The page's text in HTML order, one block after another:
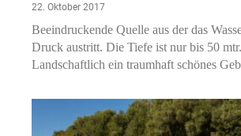
22. Oktober 2017
Beeindruckende Quelle aus der das
Druck austritt. Die Tiefe ist nur bis 50
Landschaftlich ein traumhaft schönes